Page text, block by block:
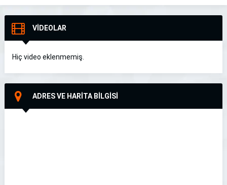
VİDEOLAR
Hiç video eklenmemiş.
ADRES VE HARİTA BİLGİSİ